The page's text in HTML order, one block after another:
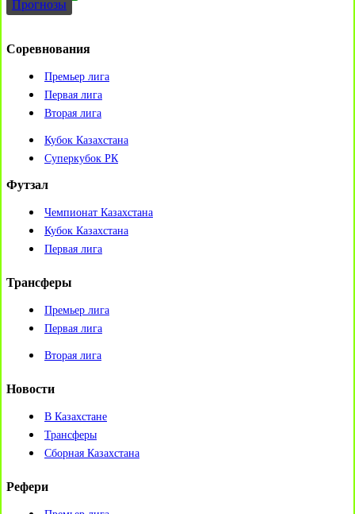
Прогнозы
Соревнования
Премьер лига
Первая лига
Вторая лига
Кубок Казахстана
Суперкубок РК
Футзал
Чемпионат Казахстана
Кубок Казахстана
Первая лига
Трансферы
Премьер лига
Первая лига
Вторая лига
Новости
В Казахстане
Трансферы
Сборная Казахстана
Рефери